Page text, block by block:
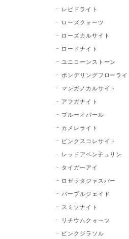
レピドライト
ローズクォーツ
ローズカルサイト
ロードナイト
ユニコーンストーン
ポンデリングフローライ
マンガノカルサイト
アフガナイト
ブルーオパール
カメレライト
ピンクスコレサイト
レッドアベンチュリン
タイガーアイ
ロゼッタジャスパー
パープルジェイド
スミソナイト
リチウムクォーツ
ピンクジラソル